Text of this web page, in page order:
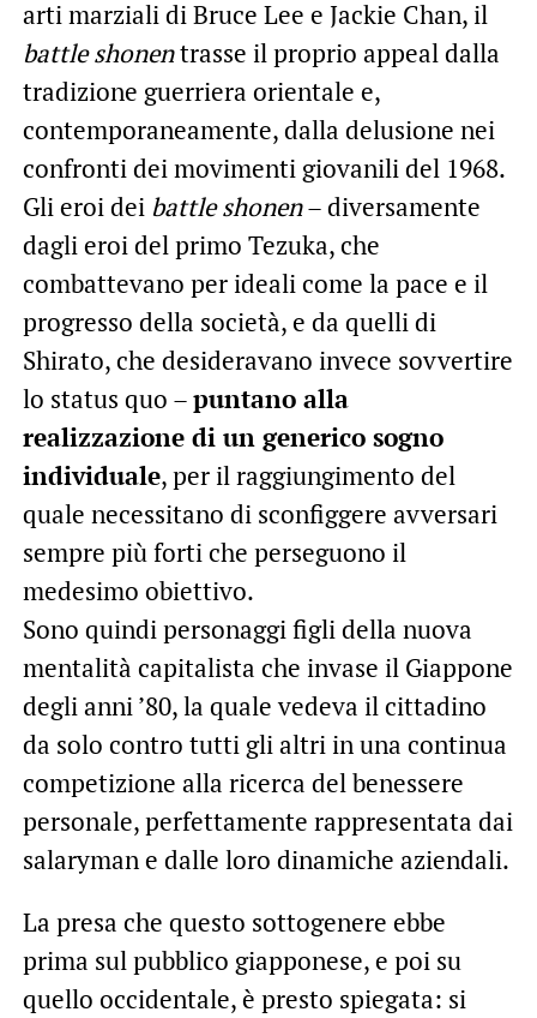
arti marziali di Bruce Lee e Jackie Chan, il
battle shonentrasse il proprio appeal dalla
tradizione guerriera orientale e,
contemporaneamente, dalla delusione nei
confronti dei movimenti giovanili del 1968.
Gli eroi dei battle shonen– diversamente
dagli eroi del primo Tezuka, che
combattevano per ideali come la pace e il
progresso della società, e da quelli di
Shirato, che desideravano invece sovvertire
lo status quo –puntano alla
realizzazione di un generico sogno
individuale, per il raggiungimento del
quale necessitano di sconfiggere avversari
sempre più forti che perseguono il
medesimo obiettivo.
Sono quindi personaggi figli della nuova
mentalità capitalista che invase il Giappone
degli anni ’80, la quale vedeva il cittadino
da solo contro tutti gli altri in una continua
competizione alla ricerca del benessere
personale, perfettamente rappresentata dai
salaryman e dalle loro dinamiche aziendali.
La presa che questo sottogenere ebbe
prima sul pubblico giapponese, e poi su
quello occidentale, è presto spiegata: si